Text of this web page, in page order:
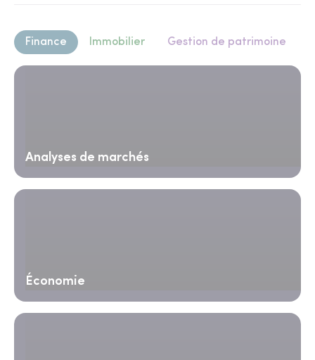
Finance Immobilier Gestion de patrimoine
Analyses de marchés
Économie